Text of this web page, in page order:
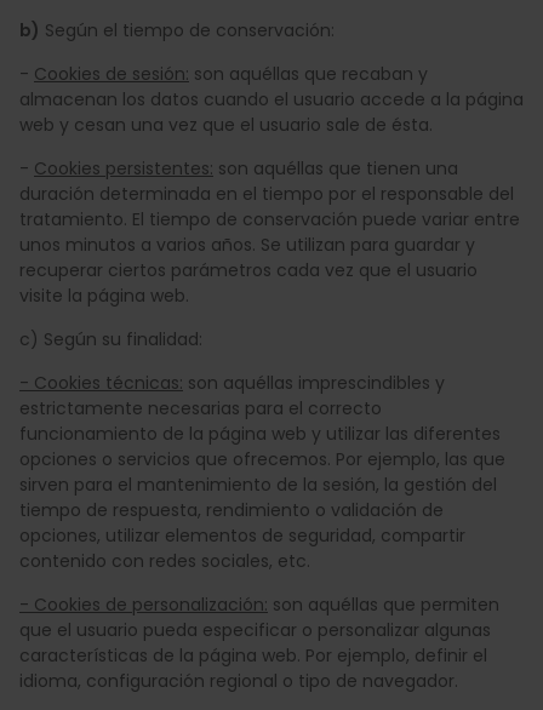
b) Según el tiempo de conservación:
- Cookies de sesión: son aquéllas que recaban y
almacenan los datos cuando el usuario accede a la página
web y cesan una vez que el usuario sale de ésta.
- Cookies persistentes: son aquéllas que tienen una
duración determinada en el tiempo por el responsable del
tratamiento. El tiempo de conservación puede variar entre
unos minutos a varios años. Se utilizan para guardar y
recuperar ciertos parámetros cada vez que el usuario
visite la página web.
c) Según su finalidad:
- Cookies técnicas: son aquéllas imprescindibles y
estrictamente necesarias para el correcto
funcionamiento de la página web y utilizar las diferentes
opciones o servicios que ofrecemos. Por ejemplo, las que
sirven para el mantenimiento de la sesión, la gestión del
tiempo de respuesta, rendimiento o validación de
opciones, utilizar elementos de seguridad, compartir
contenido con redes sociales, etc.
- Cookies de personalización: son aquéllas que permiten
que el usuario pueda especificar o personalizar algunas
características de la página web. Por ejemplo, definir el
idioma, configuración regional o tipo de navegador.